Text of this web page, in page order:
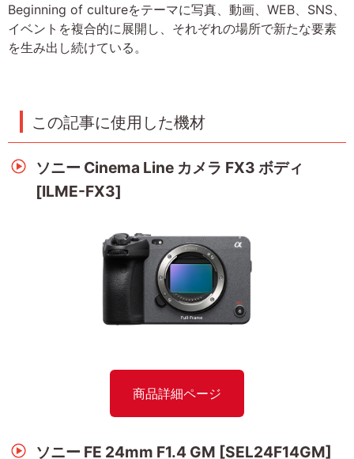
Beginning of cultureをテーマに写真、動画、WEB、SNS、
イベントを複合的に展開し、それぞれの場所で新たな要素
を生み出し続けている。
この記事に使用した機材
ソニー Cinema Line カメラ FX3 ボディ
[ILME-FX3]
商品詳細ページ
ソニー FE 24mm F1.4 GM [SEL24F14GM]